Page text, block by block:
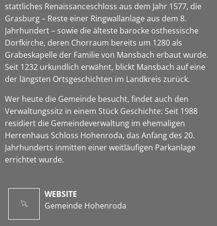
stattliches Renaissanceschloss aus dem Jahr 1577, die
Grasburg – Reste einer Ringwallanlage aus dem 8.
Jahrhundert – sowie die älteste barocke osthessische
Dorfkirche, deren Chorraum bereits um 1280 als
Grabeskapelle der Familie von Mansbach erbaut wurde.
Seit 1232 urkundlich erwähnt, blickt Mansbach auf eine
der längsten Ortsgeschichten im Landkreis zurück.
Wer heute die Gemeinde besucht, findet auch den
Verwaltungssitz in einem Stück Geschichte: Seit 1988
residiert die Gemeindeverwaltung im ehemaligen
Herrenhaus Schloss Hohenroda, das Anfang des 20.
Jahrhunderts inmitten einer weitläufigen Parkanlage
errichtet wurde.
WEBSITE
Gemeinde Hohenroda